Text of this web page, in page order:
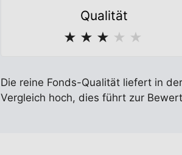
Qualität
★ ★ ★ ★ ★
Die reine Fonds-Qualität liefert in
Vergleich hoch, dies führt zur